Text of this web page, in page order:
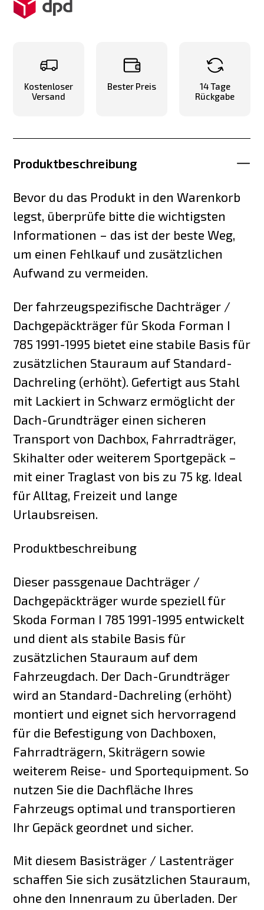
Kostenloser
Versand
Bester Preis
14 Tage
Rückgabe
Produktbeschreibung
Bevor du das Produkt in den Warenkorb
legst, überprüfe bitte die wichtigsten
Informationen – das ist der beste Weg,
um einen Fehlkauf und zusätzlichen
Aufwand zu vermeiden.
Der fahrzeugspezifische Dachträger /
Dachgepäckträger für Skoda Forman I
785 1991-1995 bietet eine stabile Basis für
zusätzlichen Stauraum auf Standard-
Dachreling (erhöht). Gefertigt aus Stahl
mit Lackiert in Schwarz ermöglicht der
Dach-Grundträger einen sicheren
Transport von Dachbox, Fahrradträger,
Skihalter oder weiterem Sportgepäck –
mit einer Traglast von bis zu 75 kg. Ideal
für Alltag, Freizeit und lange
Urlaubsreisen.
Produktbeschreibung
Dieser passgenaue Dachträger /
Dachgepäckträger wurde speziell für
Skoda Forman I 785 1991-1995 entwickelt
und dient als stabile Basis für
zusätzlichen Stauraum auf dem
Fahrzeugdach. Der Dach-Grundträger
wird an Standard-Dachreling (erhöht)
montiert und eignet sich hervorragend
für die Befestigung von Dachboxen,
Fahrradträgern, Skiträgern sowie
weiterem Reise- und Sportequipment. So
nutzen Sie die Dachfläche Ihres
Fahrzeugs optimal und transportieren
Ihr Gepäck geordnet und sicher.
Mit diesem Basisträger / Lastenträger
schaffen Sie sich zusätzlichen Stauraum,
ohne den Innenraum zu überladen. Der